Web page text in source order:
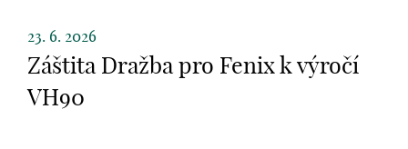
23. 6. 2026
Záštita Dražba pro Fenix k výročí
VH90